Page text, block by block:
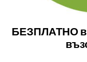
БЕЗПЛАТНО